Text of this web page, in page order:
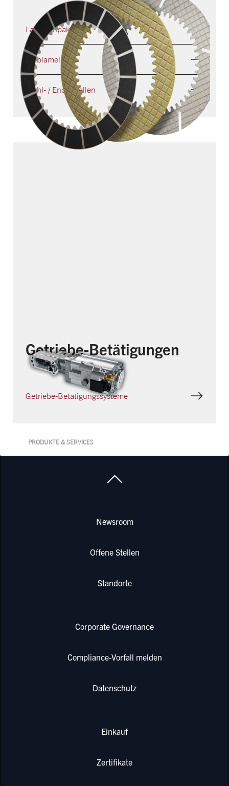
Lamellenpaket
Reiblamellen
Stahl- / Endlamellen
Getriebe-Betätigungen
Getriebe-Betätigungssysteme
PRODUKTE & SERVICES
Newsroom
Offene Stellen
Standorte
Corporate Governance
Compliance-Vorfall melden
Datenschutz
Einkauf
Zertifikate